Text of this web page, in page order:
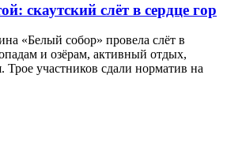
скаутский слёт в сердце гор
«Белый собор» провела слёт в
и озёрам, активный отдых,
участников сдали норматив на